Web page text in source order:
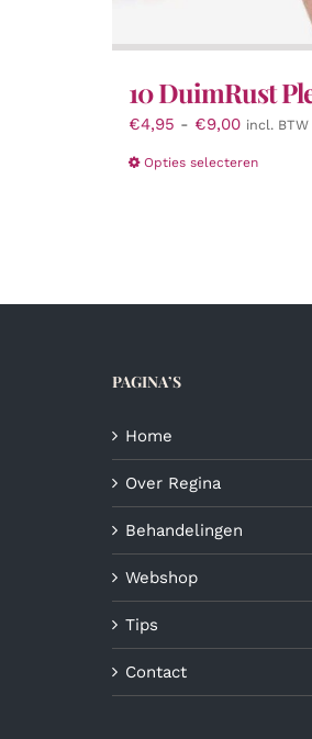
10 DuimRust
€4,95 - €9,00
tot
incl. BTW
Opties selecterenDit
optie
PAGINA’S
Home
Over Regina
Behandelingen
Webshop
Tips
Contact